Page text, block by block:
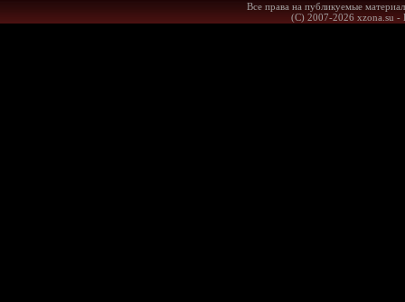
Все права на публикуемые
(С) 2007-2026 xzona.su -